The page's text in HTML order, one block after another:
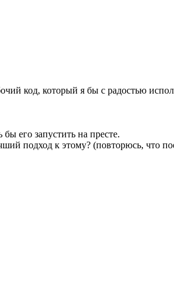
код, который я бы с радостью
его запустить на престе.
подход к этому? (повторюсь, что